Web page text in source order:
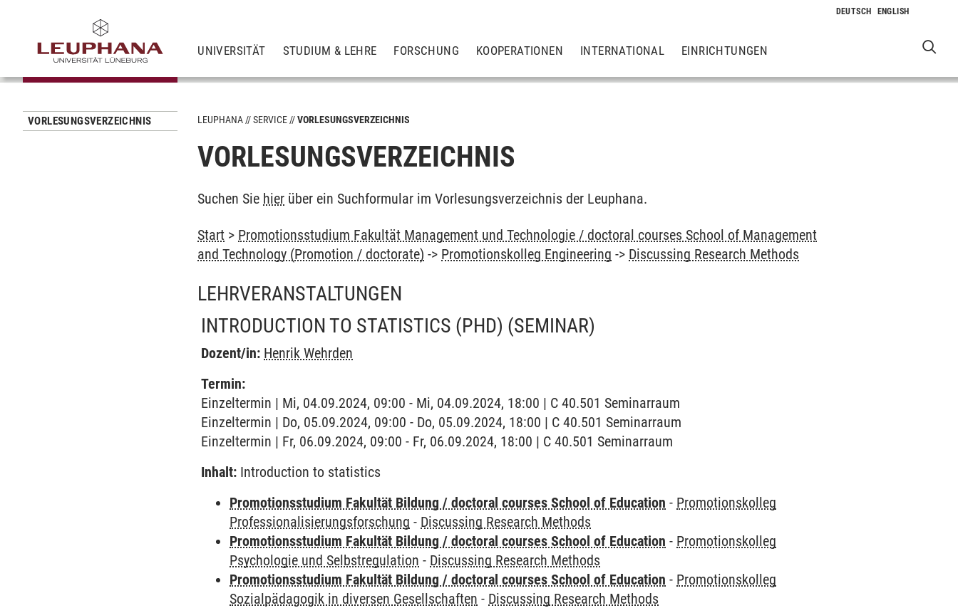
UNIVERSITÄT STUDIUM & LEHRE FORSCHUNG KOOPERATIONEN INTERNATIONAL EINRICHTUNGEN
VORLESUNGSVERZEICHNIS LEUPHANA SERVICE VORLESUNGSVERZEICHNIS
VORLESUNGSVERZEICHNIS
Suchen Sie hier über ein Suchformular im Vorlesungsverzeichnis der Leuphana.
Start > Promotionsstudium Fakultät Management und Technologie / doctoral courses School of Management
and Technology (Promotion / doctorate) -> Promotionskolleg Engineering -> Discussing Research Methods
LEHRVERANSTALTUNGEN
INTRODUCTION TO STATISTICS (PHD) (SEMINAR)
Dozent/in: Henrik Wehrden
Termin:
Einzeltermin | Mi, 04.09.2024, 09:00 - Mi, 04.09.2024, 18:00 | C 40.501 Seminarraum
Einzeltermin | Do, 05.09.2024, 09:00 - Do, 05.09.2024, 18:00 | C 40.501 Seminarraum
Einzeltermin | Fr, 06.09.2024, 09:00 - Fr, 06.09.2024, 18:00 | C 40.501 Seminarraum
Inhalt: Introduction to statistics
Promotionsstudium Fakultät Bildung / doctoral courses School of Education - Promotionskolleg
Professionalisierungsforschung - Discussing Research Methods
Promotionsstudium Fakultät Bildung / doctoral courses School of Education - Promotionskolleg
Psychologie und Selbstregulation - Discussing Research Methods
Promotionsstudium Fakultät Bildung / doctoral courses School of Education - Promotionskolleg
Sozialpädagogik in diversen Gesellschaften - Discussing Research Methods